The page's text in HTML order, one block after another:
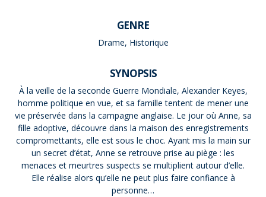
GENRE
Drame, Historique
SYNOPSIS
À la veille de la seconde Guerre Mondiale, Alexander Keyes,
homme politique en vue, et sa famille tentent de mener une
vie préservée dans la campagne anglaise. Le jour où Anne, sa
fille adoptive, découvre dans la maison des enregistrements
compromettants, elle est sous le choc. Ayant mis la main sur
un secret d’état, Anne se retrouve prise au piège : les
menaces et meurtres suspects se multiplient autour d’elle.
Elle réalise alors qu’elle ne peut plus faire confiance à
personne…